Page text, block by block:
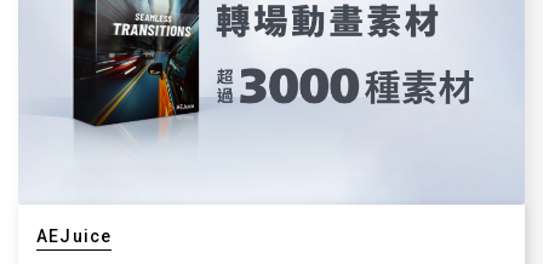
AEJuice